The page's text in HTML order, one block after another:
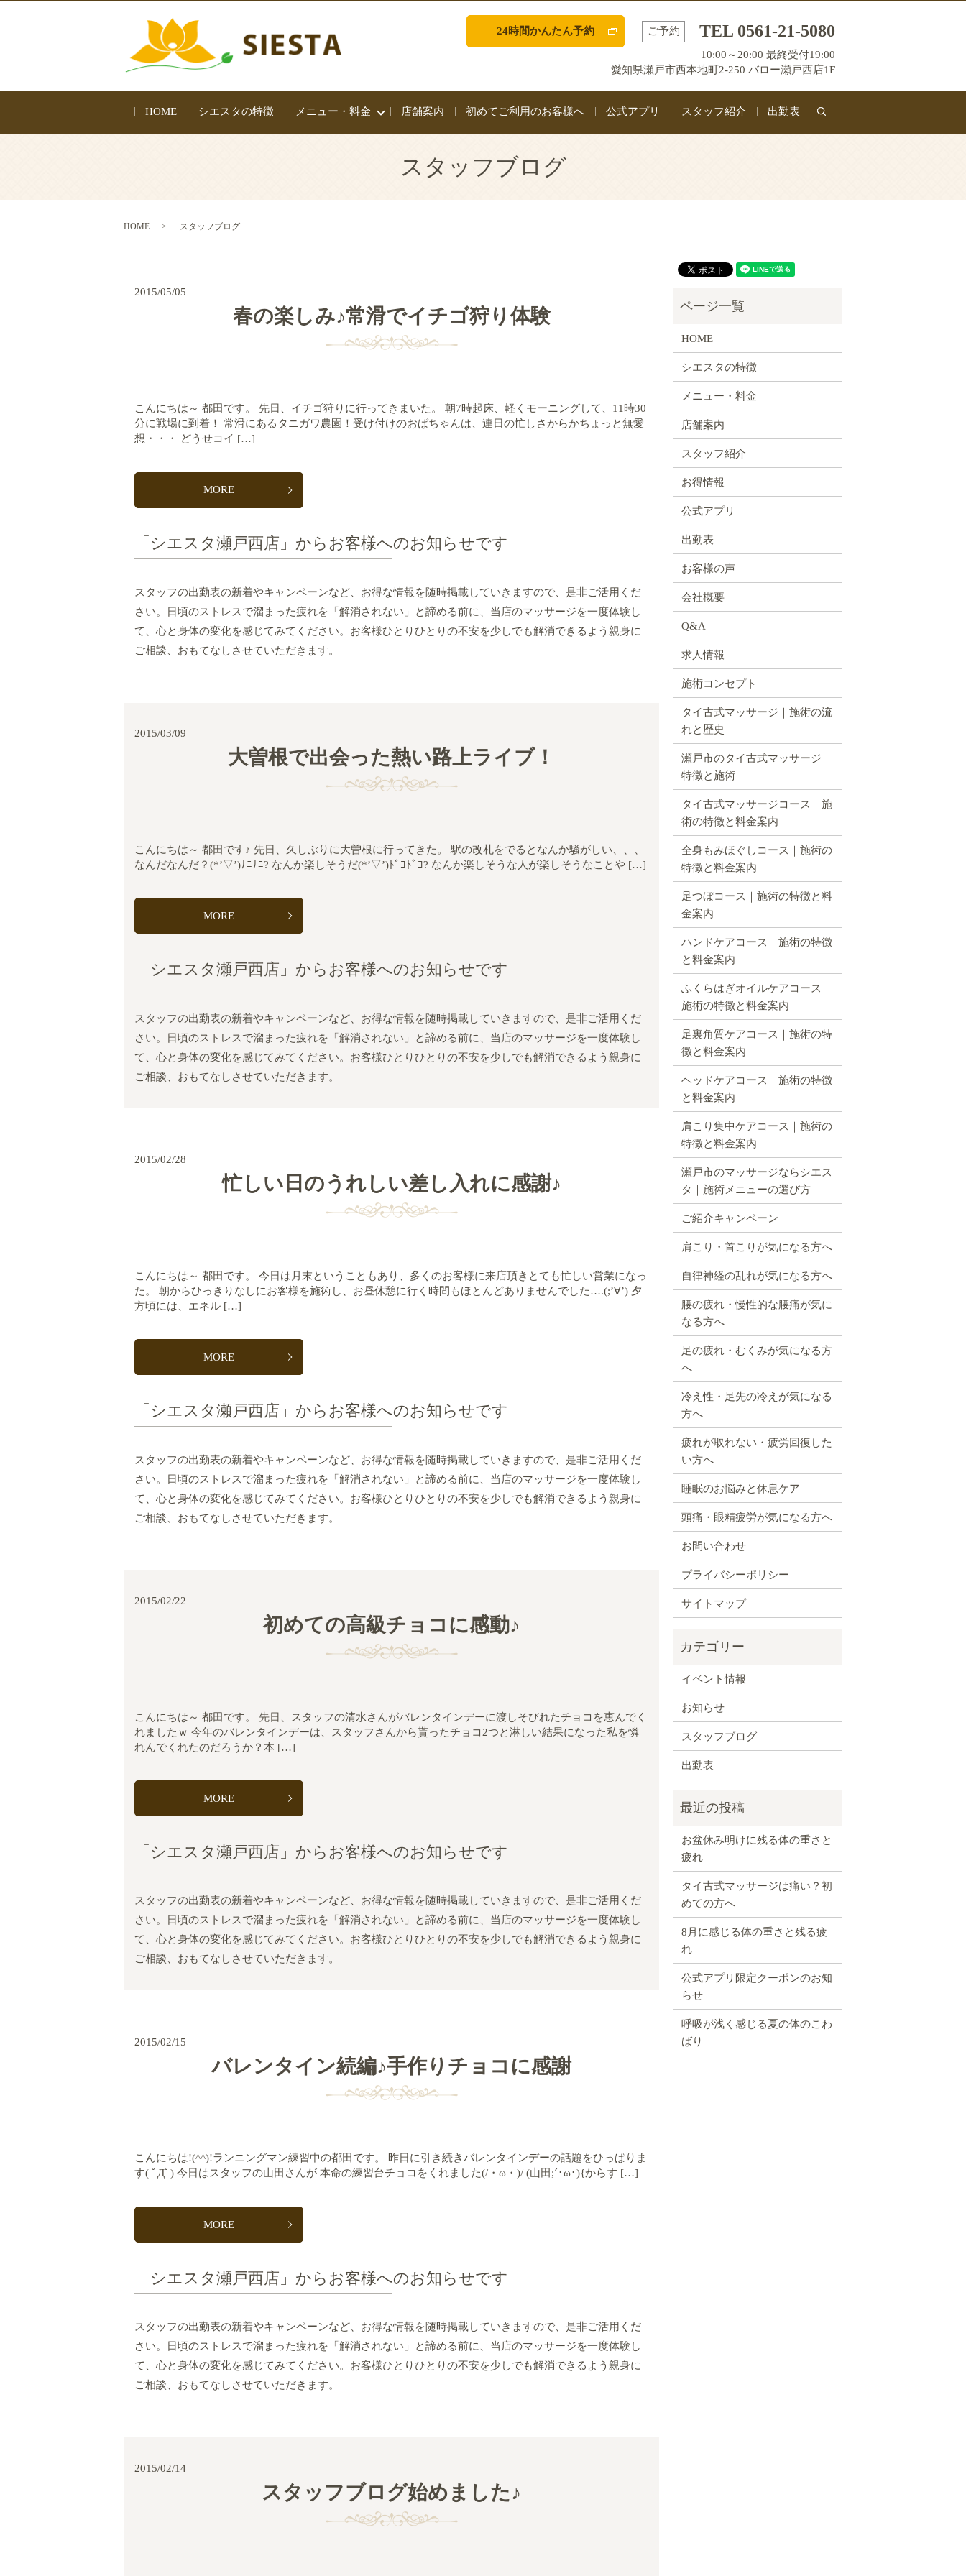
24時間かんたん予約 ご予約 TEL 0561-21-5080
10:00～20:00 最終受付19:00
愛知県瀬戸市西本地町2-250 バロー瀬戸西店1F
HOME シエスタの特徴 メニュー・料金 店舗案内 初めてご利用のお客様へ 公式アプリ スタッフ紹介 出勤表
search
スタッフブログ
HOME スタッフブログ
2015/05/05
春の楽しみ♪常滑でイチゴ狩り体験
こんにちは～ 都田です。 先日、イチゴ狩りに行ってきまいた。 朝7時起床、軽くモーニングして、11時30
分に戦場に到着！ 常滑にあるタニガワ農園！受け付けのおばちゃんは、連日の忙しさからかちょっと無愛
想・・・ どうせコイ […]
MORE
「シエスタ瀬戸西店」からお客様へのお知らせです
スタッフの出勤表の新着やキャンペーンなど、お得な情報を随時掲載していきますので、是非ご活用くだ
さい。日頃のストレスで溜まった疲れを「解消されない」と諦める前に、当店のマッサージを一度体験し
て、心と身体の変化を感じてみてください。お客様ひとりひとりの不安を少しでも解消できるよう親身に
ご相談、おもてなしさせていただきます。
2015/03/09
大曽根で出会った熱い路上ライブ！
こんにちは～ 都田です♪ 先日、久しぶりに大曽根に行ってきた。 駅の改札をでるとなんか騒がしい、、、
なんだなんだ？(*’▽’)ﾅﾆﾅﾆ? なんか楽しそうだ(*’▽’)ﾄﾞｺﾄﾞｺ? なんか楽しそうな人が楽しそうなことや […]
MORE
「シエスタ瀬戸西店」からお客様へのお知らせです
スタッフの出勤表の新着やキャンペーンなど、お得な情報を随時掲載していきますので、是非ご活用くだ
さい。日頃のストレスで溜まった疲れを「解消されない」と諦める前に、当店のマッサージを一度体験し
て、心と身体の変化を感じてみてください。お客様ひとりひとりの不安を少しでも解消できるよう親身に
ご相談、おもてなしさせていただきます。
2015/02/28
忙しい日のうれしい差し入れに感謝♪
こんにちは～ 都田です。 今日は月末ということもあり、多くのお客様に来店頂きとても忙しい営業になっ
た。 朝からひっきりなしにお客様を施術し、お昼休憩に行く時間もほとんどありませんでした….(;’∀’) 夕
方頃には、エネル […]
MORE
「シエスタ瀬戸西店」からお客様へのお知らせです
スタッフの出勤表の新着やキャンペーンなど、お得な情報を随時掲載していきますので、是非ご活用くだ
さい。日頃のストレスで溜まった疲れを「解消されない」と諦める前に、当店のマッサージを一度体験し
て、心と身体の変化を感じてみてください。お客様ひとりひとりの不安を少しでも解消できるよう親身に
ご相談、おもてなしさせていただきます。
2015/02/22
初めての高級チョコに感動♪
こんにちは～ 都田です。 先日、スタッフの清水さんがバレンタインデーに渡しそびれたチョコを恵んでく
れましたｗ 今年のバレンタインデーは、スタッフさんから貰ったチョコ2つと淋しい結果になった私を憐
れんでくれたのだろうか？本 […]
MORE
「シエスタ瀬戸西店」からお客様へのお知らせです
スタッフの出勤表の新着やキャンペーンなど、お得な情報を随時掲載していきますので、是非ご活用くだ
さい。日頃のストレスで溜まった疲れを「解消されない」と諦める前に、当店のマッサージを一度体験し
て、心と身体の変化を感じてみてください。お客様ひとりひとりの不安を少しでも解消できるよう親身に
ご相談、おもてなしさせていただきます。
2015/02/15
バレンタイン続編♪手作りチョコに感謝
こんにちは!(^^)!ランニングマン練習中の都田です。 昨日に引き続きバレンタインデーの話題をひっぱりま
す( ﾟДﾟ) 今日はスタッフの山田さんが 本命の練習台チョコをくれました(/・ω・)/ (山田;´･ω･){からす […]
MORE
「シエスタ瀬戸西店」からお客様へのお知らせです
スタッフの出勤表の新着やキャンペーンなど、お得な情報を随時掲載していきますので、是非ご活用くだ
さい。日頃のストレスで溜まった疲れを「解消されない」と諦める前に、当店のマッサージを一度体験し
て、心と身体の変化を感じてみてください。お客様ひとりひとりの不安を少しでも解消できるよう親身に
ご相談、おもてなしさせていただきます。
2015/02/14
スタッフブログ始めました♪
HOME
シエスタの特徴
メニュー・料金
店舗案内
スタッフ紹介
お得情報
公式アプリ
出勤表
お客様の声
会社概要
Q&A
求人情報
施術コンセプト
タイ古式マッサージ｜施術の流
れと歴史
瀬戸市のタイ古式マッサージ｜
特徴と施術
タイ古式マッサージコース｜施
術の特徴と料金案内
全身もみほぐしコース｜施術の
特徴と料金案内
足つぼコース｜施術の特徴と料
金案内
ハンドケアコース｜施術の特徴
と料金案内
ふくらはぎオイルケアコース｜
施術の特徴と料金案内
足裏角質ケアコース｜施術の特
徴と料金案内
ヘッドケアコース｜施術の特徴
と料金案内
肩こり集中ケアコース｜施術の
特徴と料金案内
瀬戸市のマッサージならシエス
タ｜施術メニューの選び方
ご紹介キャンペーン
肩こり・首こりが気になる方へ
自律神経の乱れが気になる方へ
腰の疲れ・慢性的な腰痛が気に
なる方へ
足の疲れ・むくみが気になる方
へ
冷え性・足先の冷えが気になる
方へ
疲れが取れない・疲労回復した
い方へ
睡眠のお悩みと休息ケア
頭痛・眼精疲労が気になる方へ
お問い合わせ
プライバシーポリシー
サイトマップ
イベント情報
お知らせ
スタッフブログ
出勤表
お盆休み明けに残る体の重さと
疲れ
タイ古式マッサージは痛い？初
めての方へ
8月に感じる体の重さと残る疲
れ
公式アプリ限定クーポンのお知
らせ
呼吸が浅く感じる夏の体のこわ
ばり